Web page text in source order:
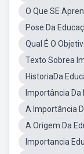
O Que SE
Pose Da
Qual É O
Texto Sobrea
HistoriaDa
Importância Da
A Importância
A Origem Da
Importancia